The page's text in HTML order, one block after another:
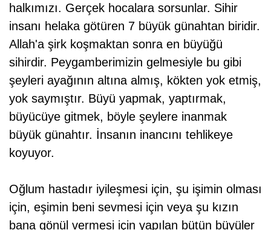
halkımızı. Gerçek hocalara sorsunlar. Sihir
insanı helaka götüren 7 büyük günahtan biridir.
Allah'a şirk koşmaktan sonra en büyüğü
sihirdir. Peygamberimizin gelmesiyle bu gibi
şeyleri ayağının altına almış, kökten yok etmiş,
yok saymıştır. Büyü yapmak, yaptırmak,
büyücüye gitmek, böyle şeylere inanmak
büyük günahtır. İnsanın inancını tehlikeye
koyuyor.
Oğlum hastadır iyileşmesi için, şu işimin olması
için, eşimin beni sevmesi için veya şu kızın
bana gönül vermesi için yapılan bütün büyüler